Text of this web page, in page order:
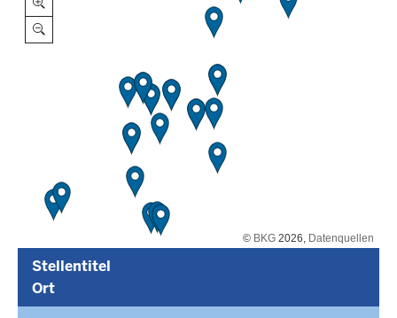
© BKG 2026, Datenquellen
Stellentitel
Ort